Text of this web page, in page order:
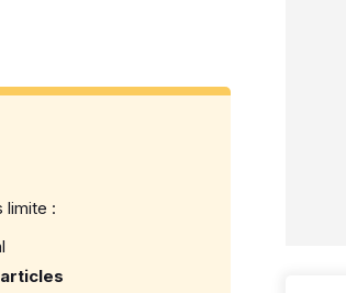
limite :